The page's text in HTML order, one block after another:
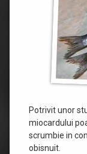
Potrivit unor
miocardului
scrumbie in
obisnuit.